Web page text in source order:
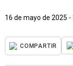
16 de mayo de 2025 -
COMPARTIR